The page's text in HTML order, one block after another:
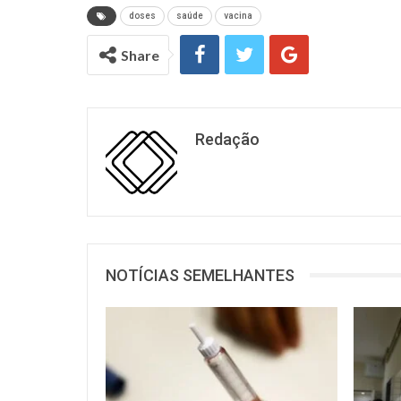
doses saúde vacina
Share
Redação
NOTÍCIAS SEMELHANTES